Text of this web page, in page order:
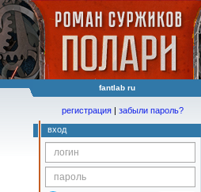
fantlab ru
регистрация | забыли пароль?
вход